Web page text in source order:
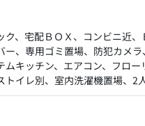
ク、宅配ＢＯＸ、コンビニ近、
ー、専用ゴミ置場、防犯カメラ
ムキッチン、エアコン、フロー
トイレ別、室内洗濯機置場、2